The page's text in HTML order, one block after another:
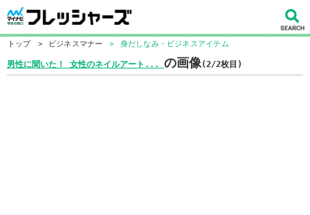
トップ > ビジネスマナー > 身だしなみ・ビジネスアイテム
男性に聞いた！ 女性のネイルアート... の画像(2/2枚目)